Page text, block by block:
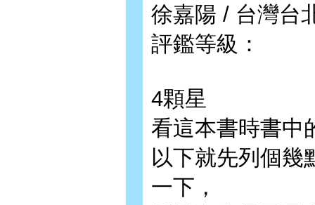
徐嘉陽 / 台灣台
評鑑等級：
4顆星
看這本書時書中
以下就先列個幾
一下，